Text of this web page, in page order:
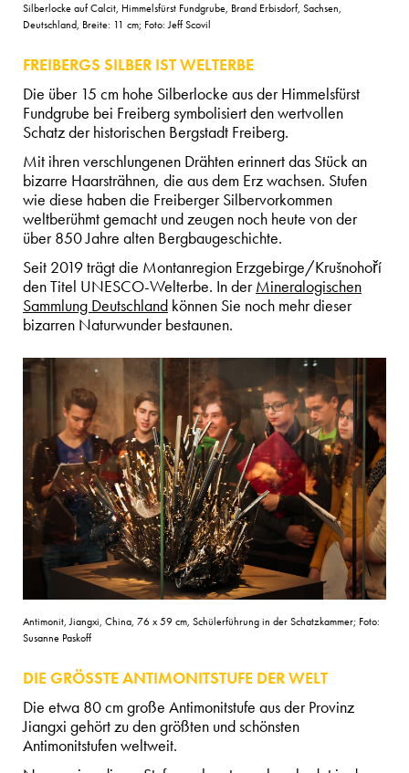
Silberlocke auf Calcit, Himmelsfürst Fundgrube, Brand Erbisdorf, Sachsen,
Deutschland, Breite: 11 cm; Foto: Jeff Scovil
FREIBERGS SILBER IST WELTERBE
Die über 15 cm hohe Silberlocke aus der Himmelsfürst
Fundgrube bei Freiberg symbolisiert den wertvollen
Schatz der historischen Bergstadt Freiberg.
Mit ihren verschlungenen Drähten erinnert das Stück an
bizarre Haarsträhnen, die aus dem Erz wachsen. Stufen
wie diese haben die Freiberger Silbervorkommen
weltberühmt gemacht und zeugen noch heute von der
über 850 Jahre alten Bergbaugeschichte.
Seit 2019 trägt die Montanregion Erzgebirge/Krušnohoří
den Titel UNESCO-Welterbe. In derMineralogischen
Sammlung Deutschland können Sie noch mehr dieser
bizarren Naturwunder bestaunen.
Antimonit, Jiangxi, China, 76 x 59 cm, Schülerführung in der Schatzkammer; Foto:
Susanne Paskoff
DIE GRÖSSTE ANTIMONITSTUFE DER WELT
Die etwa 80 cm große Antimonitstufe aus der Provinz
Jiangxi gehört zu den größten und schönsten
Antimonitstufen weltweit.